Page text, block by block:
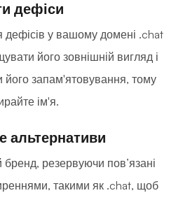
дефіси
дефісів у вашому домені .chat
його зовнішній вигляд і
його запам'ятовування, тому
ім'я.
альтернативи
бренд, резервуючи пов’язані
такими як .chat, щоб